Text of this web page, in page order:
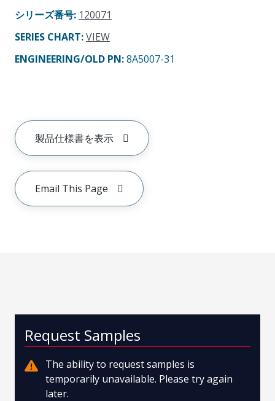
シリーズ番号: 120071
SERIES CHART:VIEW
ENGINEERING/OLD PN:8A5007-31
製品仕様書を表示
Email This Page
Request Samples
The ability to request samples is
temporarily unavailable. Please try again
later.